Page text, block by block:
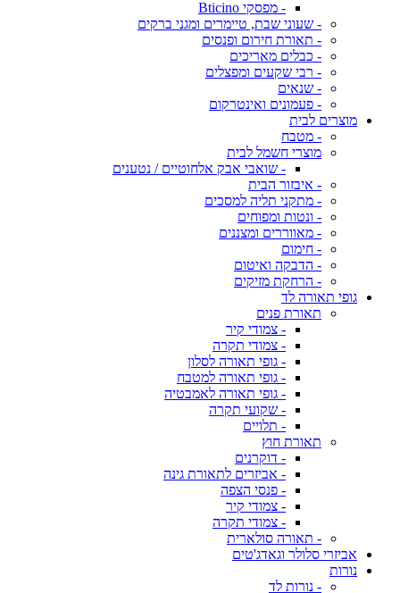
- מפסקי Bticino
- שעוני שבת, טיימרים ומגני ברקים
- תאורת חירום ופנסים
- כבלים מאריכים
- רבי שקעים ומפצלים
- שנאים
- פעמונים ואינטרקום
מוצרים לבית
- מטבח
מוצרי חשמל לבית
- שואבי אבק אלחוטיים / נטענים
- איבזור הבית
- מתקני תליה למסכים
- ונטות ומפוחים
- מאווררים ומצננים
- חימום
- הדבקה ואיטום
- הרחקת מזיקים
גופי תאורה לד
תאורת פנים
- צמודי קיר
- צמודי תקרה
- גופי תאורה לסלון
- גופי תאורה למטבח
- גופי תאורה לאמבטיה
- שקועי תקרה
- תלויים
תאורת חוץ
- דוקרנים
- אביזרים לתאורת גינה
- פנסי הצפה
- צמודי קיר
- צמודי תקרה
- תאורה סולארית
אביזרי סלולר וגאדג'טים
נורות
- נורות לד